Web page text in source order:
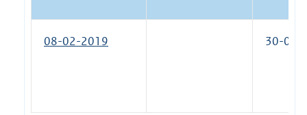
08-02-2019 30-07-